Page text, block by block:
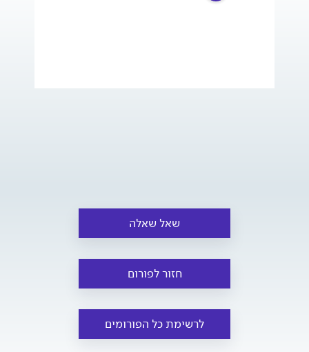
שאל שאלה
חזור לפורום
לרשימת כל הפורומים